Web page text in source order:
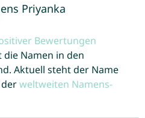
Priyanka
Bewertungen
die Namen in den
Aktuell steht der Name
weltweiten Namens-